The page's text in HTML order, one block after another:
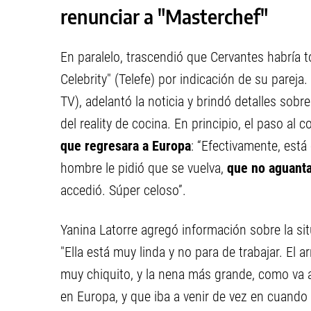
renunciar a "Masterchef"
En paralelo, trascendió que Cervantes
Celebrity" (Telefe) por indicación de su
TV), adelantó la noticia y brindó detalles
del reality de cocina. En principio, el paso al
que regresara a Europa: “Efectivamente,
hombre le pidió que se vuelva, que no
accedió. Súper celoso”.
Yanina Latorre agregó información sobre la
"Ella está muy linda y no para de trabajar. El
muy chiquito, y la nena más grande, como
en Europa, y que iba a venir de vez en